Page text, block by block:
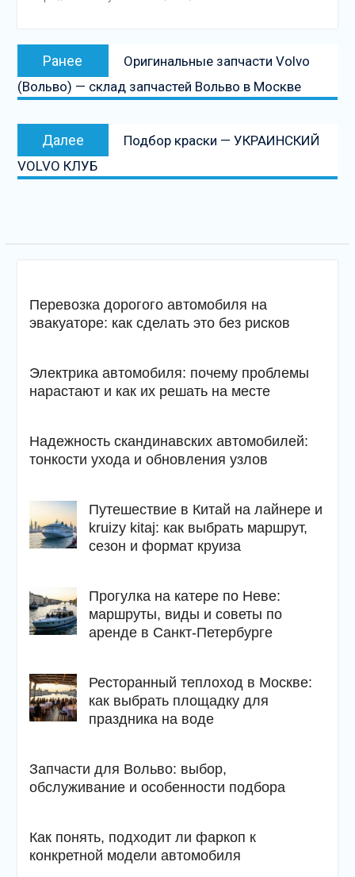
Навигация
записям
Ранее
Предыдущая
запись:
Оригинальные запчасти Volvo
(Вольво) — склад запчастей Вольво в Москве
Далее
Следующая
запись
Подбор краски — УКРАИНСКИЙ
VOLVO КЛУБ
Перевозка дорогого автомобиля на
эвакуаторе: как сделать это без рисков
Электрика автомобиля: почему проблемы
нарастают и как их решать на месте
Надежность скандинавских автомобилей:
тонкости ухода и обновления узлов
Путешествие в Китай на лайнере и
kruizy kitaj: как выбрать маршрут,
сезон и формат круиза
Прогулка на катере по Неве:
маршруты, виды и советы по
аренде в Санкт-Петербурге
Ресторанный теплоход в Москве:
как выбрать площадку для
праздника на воде
Запчасти для Вольво: выбор,
обслуживание и особенности подбора
Как понять, подходит ли фаркоп к
конкретной модели автомобиля